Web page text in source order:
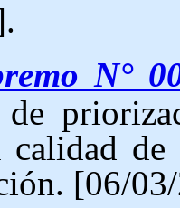
N°
calidad
[06/